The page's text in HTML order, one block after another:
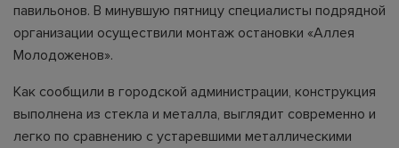
павильонов. В минувшую пятницу специалисты подрядной
организации осуществили монтаж остановки «Аллея
Молодоженов».
Как сообщили в городской администрации, конструкция
выполнена из стекла и металла, выглядит современно и
легко по сравнению с устаревшими металлическими